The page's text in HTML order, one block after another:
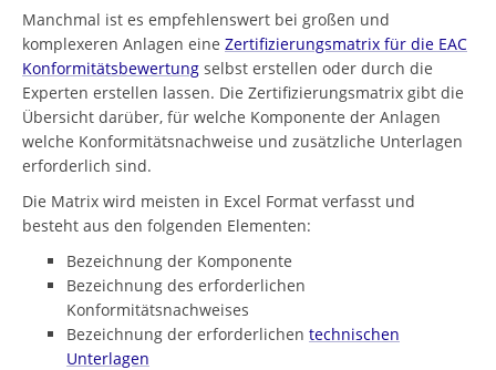
Manchmal ist es empfehlenswert bei großen und
komplexeren Anlagen eine Zertifizierungsmatrix für die EAC
Konformitätsbewertung selbst erstellen oder durch die
Experten erstellen lassen. Die Zertifizierungsmatrix gibt die
Übersicht darüber, für welche Komponente der Anlagen
welche Konformitätsnachweise und zusätzliche Unterlagen
erforderlich sind.
Die Matrix wird meisten in Excel Format verfasst und
besteht aus den folgenden Elementen:
Bezeichnung der Komponente
Bezeichnung des erforderlichen
Konformitätsnachweises
Bezeichnung der erforderlichen technischen
Unterlagen